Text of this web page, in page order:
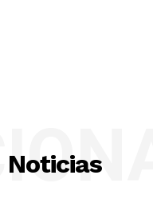
Noticias